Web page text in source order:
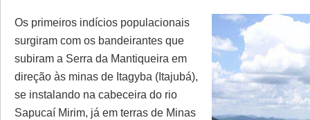
Os primeiros indícios populacionais
surgiram com os bandeirantes que
subiram a Serra da Mantiqueira em
direção às minas de Itagyba (Itajubá),
se instalando na cabeceira do rio
Sapucaí Mirim, já em terras de Minas